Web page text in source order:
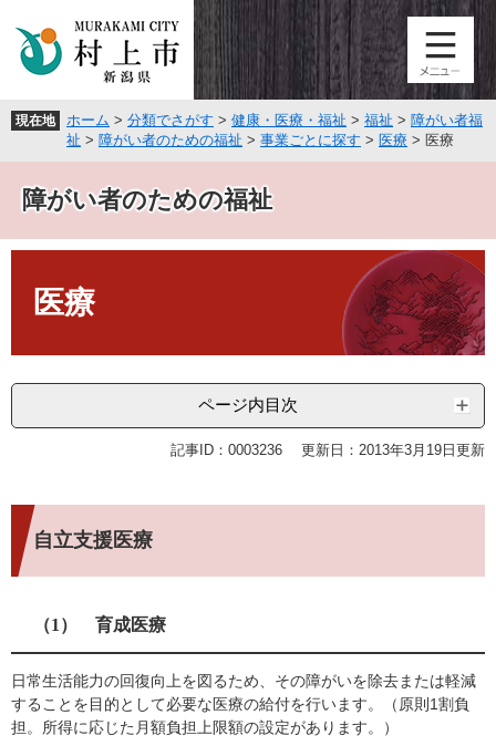
頭
飛
文
現在地 ホーム > 分類でさがす > 健康・医療・福祉 > 福祉 > 障がい者福
祉 > 障がい者のための福祉 > 事業ごとに探す > 医療 > 医療
障がい者のための福祉
医療
ページ内目次
記事ID：0003236 更新日：2013年3月19日更新
自立支援医療
（1） 育成医療
日常生活能力の回復向上を図るため、その障がいを除去または軽減
することを目的として必要な医療の給付を行います。（原則1割負
担。所得に応じた月額負担上限額の設定があります。）